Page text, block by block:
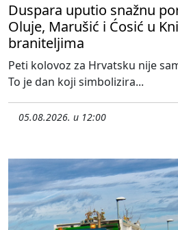
Duspara uputio snažnu
Oluje, Marušić i Ćosić u
braniteljima
Peti kolovoz za Hrvatsku nije
To je dan koji simbolizira...
05.08.2026. u 12:00